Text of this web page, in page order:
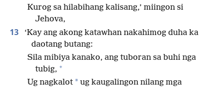
Kurog sa hilabihang kalisang,’ miingon si
Jehova,
13
‘Kay ang akong katawhan nakahimog duha ka
daotang butang:
Sila mibiya kanako, ang tuboran sa buhi nga
tubig, +
Ug nagkalot * ug kaugalingon nilang mga